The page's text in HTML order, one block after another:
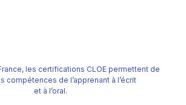
les certifications CLOE permettent de
compétences de l’apprenant à l’écrit
et à l’oral.